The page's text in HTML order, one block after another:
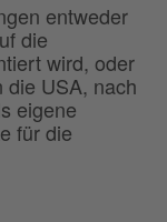
entweder
die
wird, oder
die USA, nach
eigene
für die